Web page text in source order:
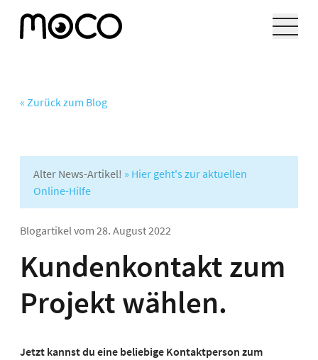
« Zurück zum Blog
Alter News-Artikel! » Hier geht's zur aktuellen
Online-Hilfe
Blogartikel vom 28. August 2022
Kundenkontakt zum
Projekt wählen.
Jetzt kannst du eine beliebige Kontaktperson zum